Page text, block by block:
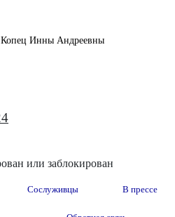
Инны Андреевны
или заблокирован
Сослуживцы В прессе